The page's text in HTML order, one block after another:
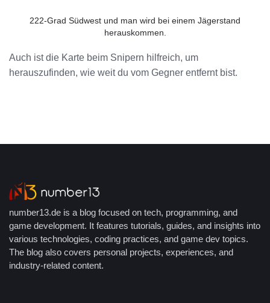
222-Grad Südwest und man wird bei einem Jägerstand
herauskommen.
Auch ist die Karte beim Snipern hilfreich, um
herauszufinden, wie weit du vom Gegner entfernt bist.
number13.de is a blog focused on tech, programming, and
game development. It features tutorials, guides, and insights into
various technologies, coding practices, and game dev topics.
The blog also covers personal projects, experiences, and
industry-related content.